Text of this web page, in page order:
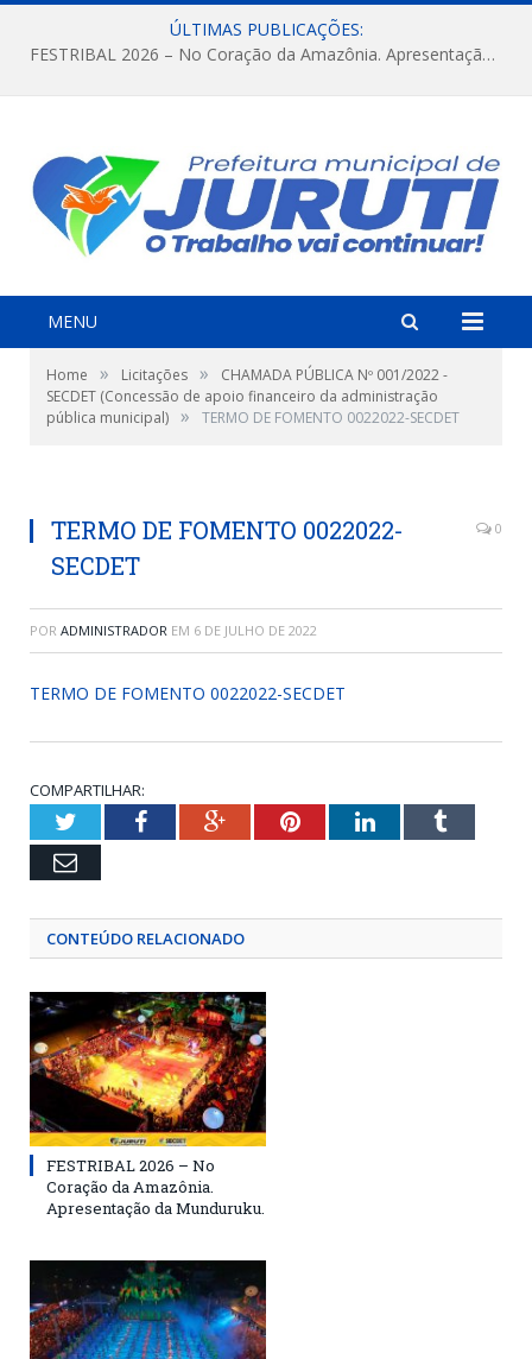
ÚLTIMAS PUBLICAÇÕES:
FESTRIBAL 2026 – No Coração da Amazônia. Apresentação da Munduruku.
MENU
Home » Licitações »
CHAMADA PÚBLICA Nº 001/2022 -
SECDET (Concessão de apoio financeiro da administração
pública municipal) » TERMO DE FOMENTO 0022022-SECDET
TERMO DE FOMENTO 0022022-
SECDET
0
POR ADMINISTRADOR EM 6 DE JULHO DE 2022
TERMO DE FOMENTO 0022022-SECDET
COMPARTILHAR:
TwitterFacebookGoogle+PinterestLinkedInTumblr
Email
CONTEÚDO RELACIONADO
FESTRIBAL 2026 – No
Coração da Amazônia.
Apresentação da Munduruku.